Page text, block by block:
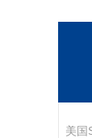
美国